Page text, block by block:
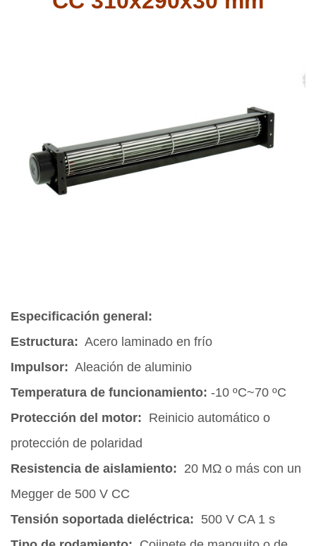
Especificación general:
Estructura: Acero laminado en frío
Impulsor: Aleación de aluminio
Temperatura de funcionamiento: -10 ºC~70 ºC
Protección del motor: Reinicio automático o
protección de polaridad
Resistencia de aislamiento: 20 MΩ o más con un
Megger de 500 V CC
Tensión soportada dieléctrica: 500 V CA 1 s